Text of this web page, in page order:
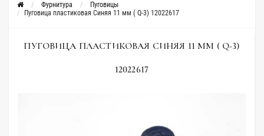
Фурнитура
Пуговицы
Пуговица пластиковая Синяя 11 мм ( Q-3) 12022617
ПУГОВИЦА ПЛАСТИКОВАЯ СИНЯЯ 11 ММ ( Q-3)
12022617